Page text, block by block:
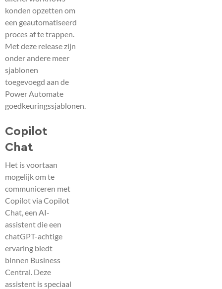
konden opzetten om
een geautomatiseerd
proces af te trappen.
Met deze release zijn
onder andere meer
sjablonen
toegevoegd aan de
Power Automate
goedkeuringssjablonen.
Copilot
Chat
Het is voortaan
mogelijk om te
communiceren met
Copilot via Copilot
Chat, een AI-
assistent die een
chatGPT-achtige
ervaring biedt
binnen Business
Central. Deze
assistent is speciaal